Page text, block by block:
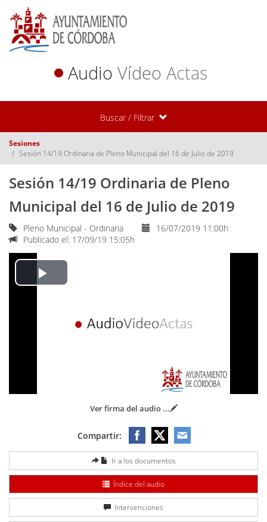
Audio Vídeo Actas
Buscar / Filtrar
Sesiones
Sesión 14/19 Ordinaria de Pleno Municipal del 16 de Julio de 2019
Sesión 14/19 Ordinaria de Pleno
Municipal del 16 de Julio de 2019
Pleno Municipal - Ordinaria
16/07/2019 11:00h
Publicado el: 17/09/19 15:05h
Play
Ver firma del audio ...
Compartir:
Ir a los documentos
Índice del audio
Intervenciones